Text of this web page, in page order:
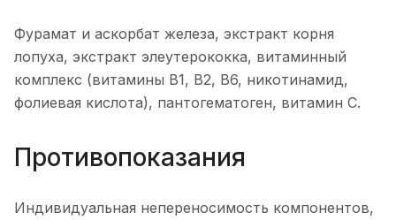
Фурамат и аскорбат железа, экстракт корня
лопуха, экстракт элеутерококка, витаминный
комплекс (витамины В1, В2, В6, никотинамид,
фолиевая кислота), пантогематоген, витамин С.
Противопоказания
Индивидуальная непереносимость компонентов,